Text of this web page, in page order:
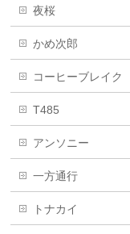
夜桜
かめ次郎
コーヒーブレイク
T485
アンソニー
一方通行
トナカイ